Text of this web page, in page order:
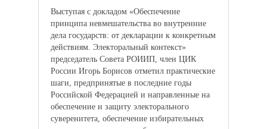
Выступая с докладом «Обеспечение
принципа невмешательства во внутренние
дела государств: от декларации к конкретным
действиям. Электоральный контекст»
председатель Совета РОИИП, член ЦИК
России Игорь Борисов отметил практические
шаги, предпринятые в последние годы
Российской Федерацией и направленные на
обеспечение и защиту электорального
суверенитета, обеспечение избирательных